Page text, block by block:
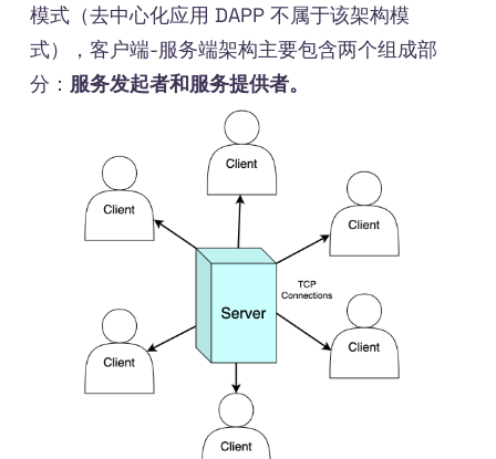
模式（去中心化应用 DAPP 不属于该架构模
式），客户端-服务端架构主要包含两个组成部
分： 服务发起者和服务提供者。